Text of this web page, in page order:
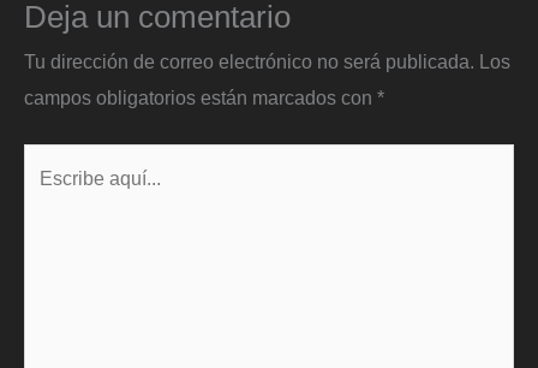
Deja un comentario
Tu dirección de correo electrónico no será publicada. Los
campos obligatorios están marcados con *